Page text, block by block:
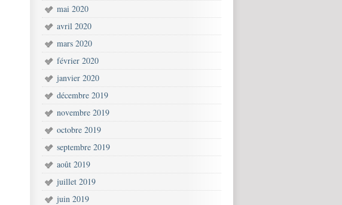
mai 2020
avril 2020
mars 2020
février 2020
janvier 2020
décembre 2019
novembre 2019
octobre 2019
septembre 2019
août 2019
juillet 2019
juin 2019